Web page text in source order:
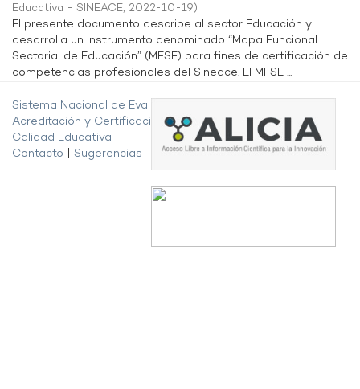
Educativa - SINEACE, 2022-10-19)
El presente documento describe al sector Educación y
desarrolla un instrumento denominado “Mapa Funcional
Sectorial de Educación” (MFSE) para fines de certificación de
competencias profesionales del Sineace. El MFSE ...
Sistema Nacional de Evaluación,
Acreditación y Certificación de la
Calidad Educativa
Contacto
Sugerencias